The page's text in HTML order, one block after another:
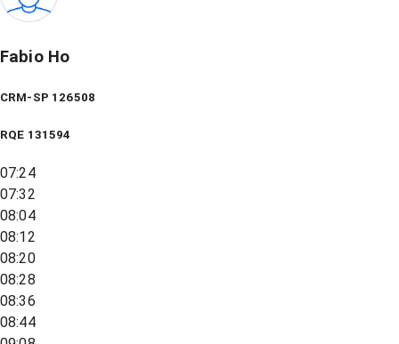
Fabio Ho
CRM-SP 126508
RQE 131594
07:24
07:32
08:04
08:12
08:20
08:28
08:36
08:44